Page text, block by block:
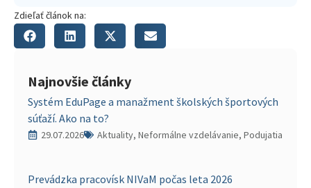
Zdieľať článok na:
Najnovšie články
Systém EduPage a manažment školských športových
súťaží. Ako na to?
29.07.2026 Aktuality, Neformálne vzdelávanie, Podujatia
Prevádzka pracovísk NIVaM počas leta 2026